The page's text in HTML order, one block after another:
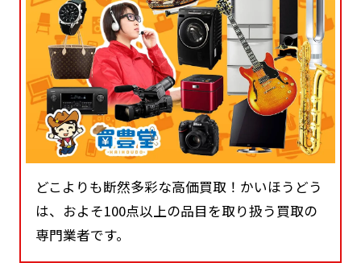
どこよりも断然多彩な高価買取！かいほうどう
は、およそ100点以上の品目を取り扱う買取の
専門業者です。